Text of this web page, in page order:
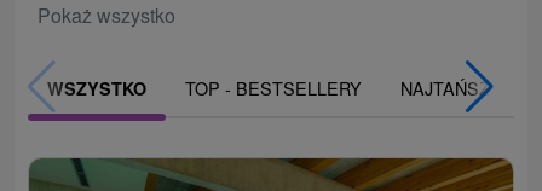
Pokaż wszystko
WSZYSTKO TOP - BESTSELLERY NAJTAŃSZE